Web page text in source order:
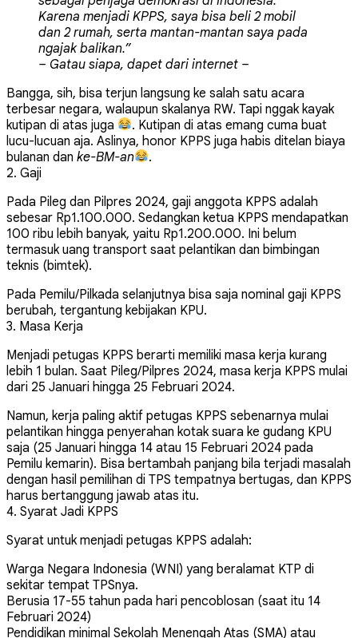
Karena menjadi KPPS, saya bisa beli 2 mobil
dan 2 rumah, serta mantan-mantan saya pada
ngajak balikan.”
– Gatau siapa, dapet dari internet –
Bangga, sih, bisa terjun langsung ke salah satu acara
terbesar negara, walaupun skalanya RW. Tapi nggak kayak
kutipan di atas juga
. Kutipan di atas emang cuma buat
lucu-lucuan aja. Aslinya, honor KPPS juga habis ditelan biaya
bulanan dan ke-BM-an
.
2. Gaji
Pada Pileg dan Pilpres 2024, gaji anggota KPPS adalah
sebesar Rp1.100.000. Sedangkan ketua KPPS mendapatkan
100 ribu lebih banyak, yaitu Rp1.200.000. Ini belum
termasuk uang transport saat pelantikan dan bimbingan
teknis (bimtek).
Pada Pemilu/Pilkada selanjutnya bisa saja nominal gaji KPPS
berubah, tergantung kebijakan KPU.
3. Masa Kerja
Menjadi petugas KPPS berarti memiliki masa kerja kurang
lebih 1 bulan. Saat Pileg/Pilpres 2024, masa kerja KPPS mulai
dari 25 Januari hingga 25 Februari 2024.
Namun, kerja paling aktif petugas KPPS sebenarnya mulai
pelantikan hingga penyerahan kotak suara ke gudang KPU
saja (25 Januari hingga 14 atau 15 Februari 2024 pada
Pemilu kemarin). Bisa bertambah panjang bila terjadi masalah
dengan hasil pemilihan di TPS tempatnya bertugas, dan KPPS
harus bertanggung jawab atas itu.
4. Syarat Jadi KPPS
Syarat untuk menjadi petugas KPPS adalah:
Warga Negara Indonesia (WNI) yang beralamat KTP di
sekitar tempat TPSnya.
Berusia 17-55 tahun pada hari pencoblosan (saat itu 14
Februari 2024)
Pendidikan minimal Sekolah Menengah Atas (SMA) atau